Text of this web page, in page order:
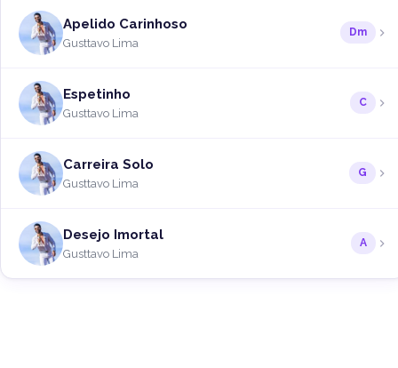
Apelido Carinhoso
Gusttavo Lima
Dm
Espetinho
Gusttavo Lima
C
Carreira Solo
Gusttavo Lima
G
Desejo Imortal
Gusttavo Lima
A